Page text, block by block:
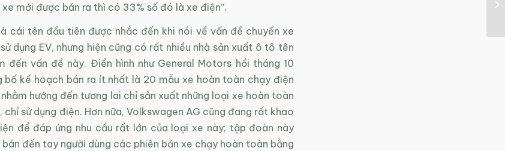
mới được bán ra thì có 33% số đó là xe điện”.
cái tên đầu tiên được nhắc đến khi nói về vấn đề chuyển xe
dụng EV, nhưng hiện cũng có rất nhiều nhà sản xuất ô tô tên
đến vấn đề này. Điển hình như General Motors hồi tháng 10
bố kế hoạch bán ra ít nhất là 20 mẫu xe hoàn toàn chạy điện
hướng đến tương lai chỉ sản xuất những loại xe hoàn toàn
chỉ sử dụng điện. Hơn nữa, Volkswagen AG cũng đang rất khao
để đáp ứng nhu cầu rất lớn của loại xe này; tập đoàn này
đến tay người dùng các phiên bản xe chạy hoàn toàn bằng